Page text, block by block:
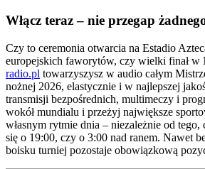
Włącz teraz – nie przegap
Czy to ceremonia otwarcia na Estadio
europejskich faworytów, czy wielki finał w
radio.pl towarzyszysz w audio całym
nożnej 2026, elastycznie i w najlepszej
transmisji bezpośrednich, multimeczy i
wokół mundialu i przeżyj największe
własnym rytmie dnia – niezależnie od tego,
się o 19:00, czy o 3:00 nad ranem. Nawet
boisku turniej pozostaje obowiązkową